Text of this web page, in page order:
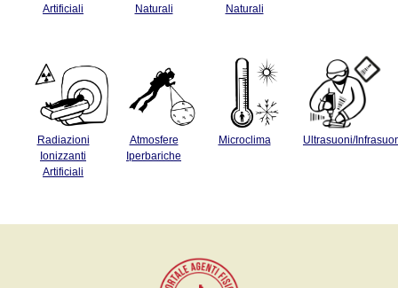
Artificiali
Naturali
Naturali
Radiazioni
Ionizzanti
Artificiali
Atmosfere
Iperbariche
Microclima Ultrasuoni/